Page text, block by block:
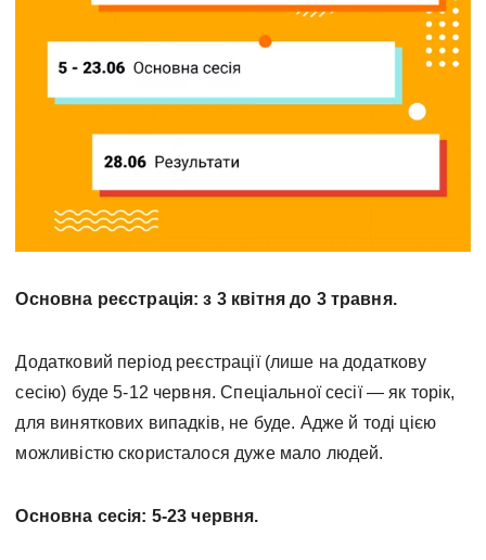
Основна реєстрація: з 3 квітня до 3 травня.
Додатковий період реєстрації (лише на додаткову
сесію) буде 5-12 червня. Спеціальної сесії — як торік,
для виняткових випадків, не буде. Адже й тоді цією
можливістю скористалося дуже мало людей.
Основна сесія: 5-23 червня.